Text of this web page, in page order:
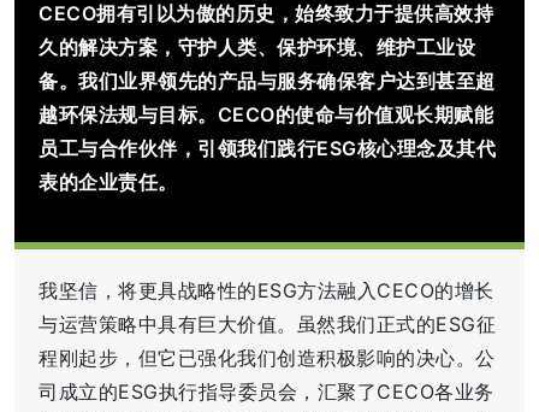
CECO拥有引以为傲的历史，始终致力于提供高效持
久的解决方案，守护人类、保护环境、维护工业设
备。我们业界领先的产品与服务确保客户达到甚至超
越环保法规与目标。CECO的使命与价值观长期赋能
员工与合作伙伴，引领我们践行ESG核心理念及其代
表的企业责任。
我坚信，将更具战略性的ESG方法融入CECO的增长
与运营策略中具有巨大价值。虽然我们正式的ESG征
程刚起步，但它已强化我们创造积极影响的决心。公
司成立的ESG执行指导委员会，汇聚了CECO各业务